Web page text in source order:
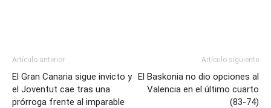
Artículo anterior
El Gran Canaria sigue invicto y
el Joventut cae tras una
prórroga frente al imparable
Artículo siguiente
El Baskonia no dio opciones al
Valencia en el último cuarto
(83-74)